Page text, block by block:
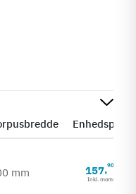
Enhedspris
mm 157,90
Inkl. moms